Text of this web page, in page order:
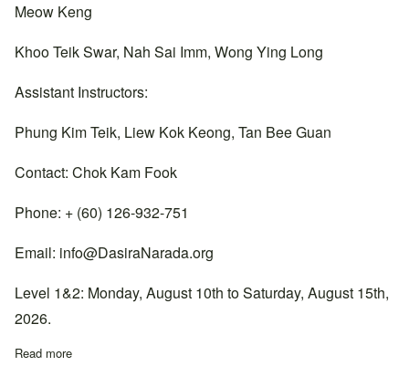
Meow Keng
Khoo Teik Swar, Nah Sai Imm, Wong Ying Long
Assistant Instructors:
Phung Kim Teik, Liew Kok Keong, Tan Bee Guan
Contact: Chok Kam Fook
Phone: + (60) 126-932-751
Email: info@DasiraNarada.org
Level 1&2: Monday, August 10th to Saturday, August 15th,
2026.
Read more